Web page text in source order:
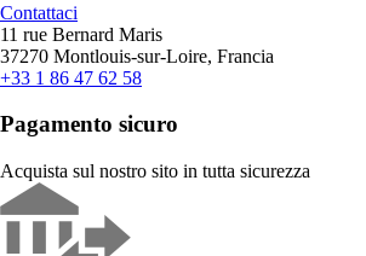
Contattaci
11 rue Bernard Maris
37270 Montlouis-sur-Loire, Francia
+33 1 86 47 62 58
Pagamento sicuro
Acquista sul nostro sito in tutta sicurezza